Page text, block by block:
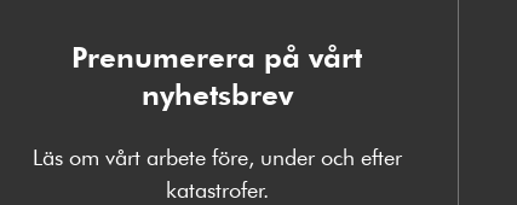
Prenumerera på vårt
nyhetsbrev
Läs om vårt arbete före, under och efter
katastrofer.